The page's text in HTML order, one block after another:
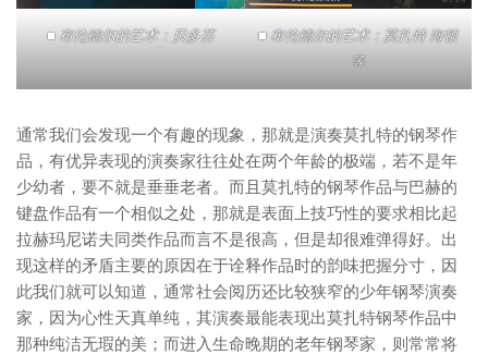
■ 布伦德尔的艺术：贝多芬
■ 布伦德尔的艺术：莫扎特 海顿
等
通常我们会发现一个有趣的现象，那就是演奏莫扎特的钢琴作
品，有优异表现的演奏家往往处在两个年龄的极端，若不是年
少幼者，要不就是垂垂老者。而且莫扎特的钢琴作品与巴赫的
键盘作品有一个相似之处，那就是表面上技巧性的要求相比起
拉赫玛尼诺夫同类作品而言不是很高，但是却很难弹得好。出
现这样的矛盾主要的原因在于诠释作品时的韵味把握分寸，因
此我们就可以知道，通常社会阅历还比较狭窄的少年钢琴演奏
家，因为心性天真单纯，其演奏最能表现出莫扎特钢琴作品中
那种纯洁无瑕的美；而进入生命晚期的老年钢琴家，则常常将